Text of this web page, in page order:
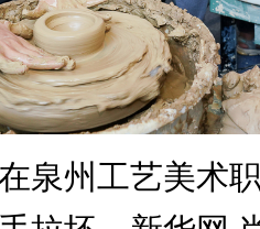
州工艺美术职